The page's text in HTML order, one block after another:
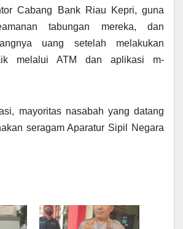
Cabang Bank Riau Kepri, guna
tabungan mereka, dan
uang setelah melakukan
melalui ATM dan aplikasi m-
mayoritas nasabah yang datang
seragam Aparatur Sipil Negara